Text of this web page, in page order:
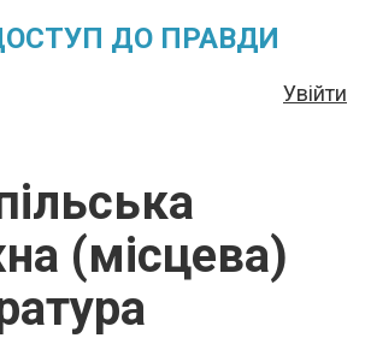
ДО ПРАВДИ
Увійти
(місцева)